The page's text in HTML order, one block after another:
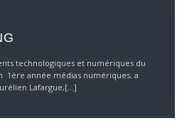
technologiques et numériques du
1ère année médias numériques, a
Lafargue,[...]